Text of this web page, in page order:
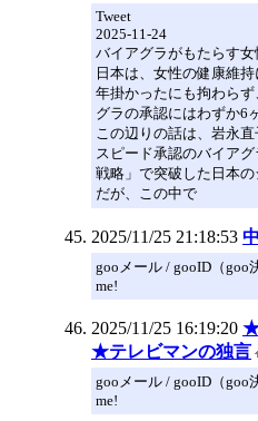
Tweet
2025-11-24
バイアグラがもたらす
日本は、女性の健康維
年掛かったにも拘わら
グラの承認にはわずか6
この辺りの話は、岩永
スピード承認のバイア
戦略」で突破した日本
だが、この中で
2025/11/25 21:18:53
gooメール / gooID（goo
me!
2025/11/25 16:19:20 ★
★テレビマンの独言
gooメール / gooID（goo
me!